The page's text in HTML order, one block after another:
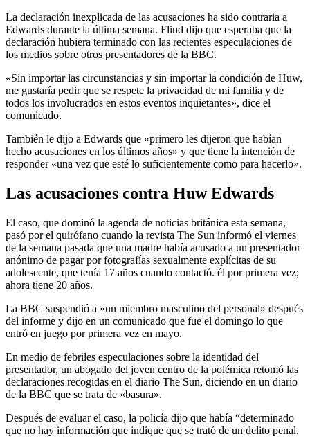
La declaración inexplicada de las acusaciones ha sido contraria a
Edwards durante la última semana. Flind dijo que esperaba que la
declaración hubiera terminado con las recientes especulaciones de
los medios sobre otros presentadores de la BBC.
«Sin importar las circunstancias y sin importar la condición de Huw,
me gustaría pedir que se respete la privacidad de mi familia y de
todos los involucrados en estos eventos inquietantes», dice el
comunicado.
También le dijo a Edwards que «primero les dijeron que habían
hecho acusaciones en los últimos años» y que tiene la intención de
responder «una vez que esté lo suficientemente como para hacerlo».
Las acusaciones contra Huw Edwards
El caso, que dominó la agenda de noticias británica esta semana,
pasó por el quirófano cuando la revista The Sun informó el viernes
de la semana pasada que una madre había acusado a un presentador
anónimo de pagar por fotografías sexualmente explícitas de su
adolescente, que tenía 17 años cuando contactó. él por primera vez;
ahora tiene 20 años.
La BBC suspendió a «un miembro masculino del personal» después
del informe y dijo en un comunicado que fue el domingo lo que
entró en juego por primera vez en mayo.
En medio de febriles especulaciones sobre la identidad del
presentador, un abogado del joven centro de la polémica retomó las
declaraciones recogidas en el diario The Sun, diciendo en un diario
de la BBC que se trata de «basura».
Después de evaluar el caso, la policía dijo que había “determinado
que no hay información que indique que se trató de un delito penal.